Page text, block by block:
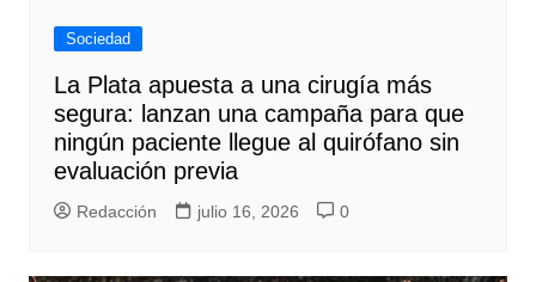
Sociedad
La Plata apuesta a una cirugía más
segura: lanzan una campaña para que
ningún paciente llegue al quirófano sin
evaluación previa
Redacción julio 16, 2026 0